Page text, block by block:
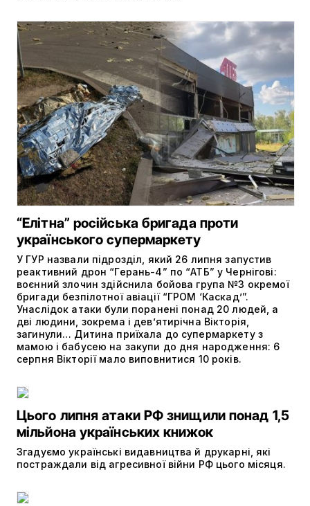
“Елітна” російська бригада проти
українського супермаркету
У ГУР назвали підрозділ, який 26 липня запустив
реактивний дрон “Герань-4” по “АТБ” у Чернігові:
воєнний злочин здійснила бойова група №3 окремої
бригади безпілотної авіації “ГРОМ ‘Каскад’”.
Унаслідок атаки були поранені понад 20 людей, а
дві людини, зокрема і дев’ятирічна Вікторія,
загинули… Дитина приїхала до супермаркету з
мамою і бабусею на закупи до дня народження: 6
серпня Вікторії мало виповнитися 10 років.
Цього липня атаки РФ знищили понад 1,5
мільйона українських книжок
Згадуємо українські видавництва й друкарні, які
постраждали від агресивної війни РФ цього місяця.